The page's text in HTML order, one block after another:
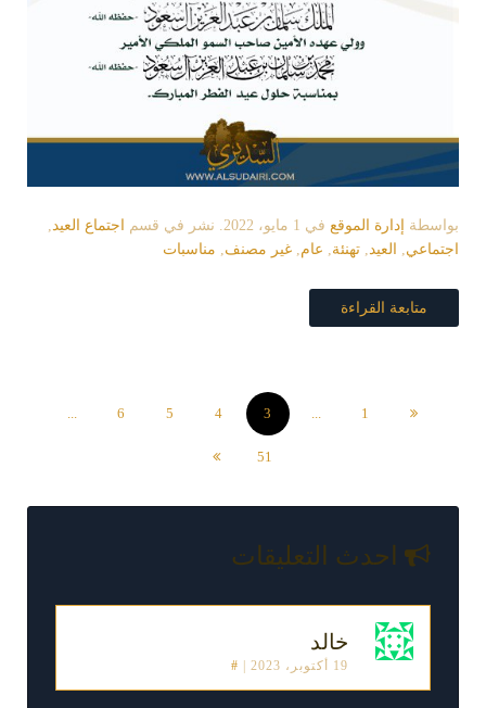
بواسطة إدارة الموقع في 1 مايو، 2022 . نشر في قسم اجتماع العيد,
اجتماعي, العيد, تهنئة, عام, غير مصنف, مناسبات
متابعة القراءة
1
...
3
4
5
6
...
51
احدث التعليقات
خالد
19 أكتوبر، 2023 #